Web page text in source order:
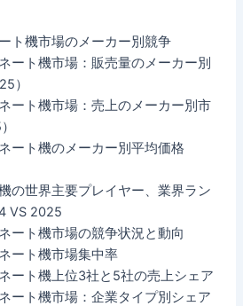
ト機市場のメーカー別競争
ート機市場：販売量のメーカー別
）
ート機市場：売上のメーカー別市
ート機のメーカー別平均価格
の世界主要プレイヤー、業界ラン
VS 2025
ート機市場の競争状況と動向
ート機市場集中率
ート機上位3社と5社の売上シェア
ート機市場：企業タイプ別シェア